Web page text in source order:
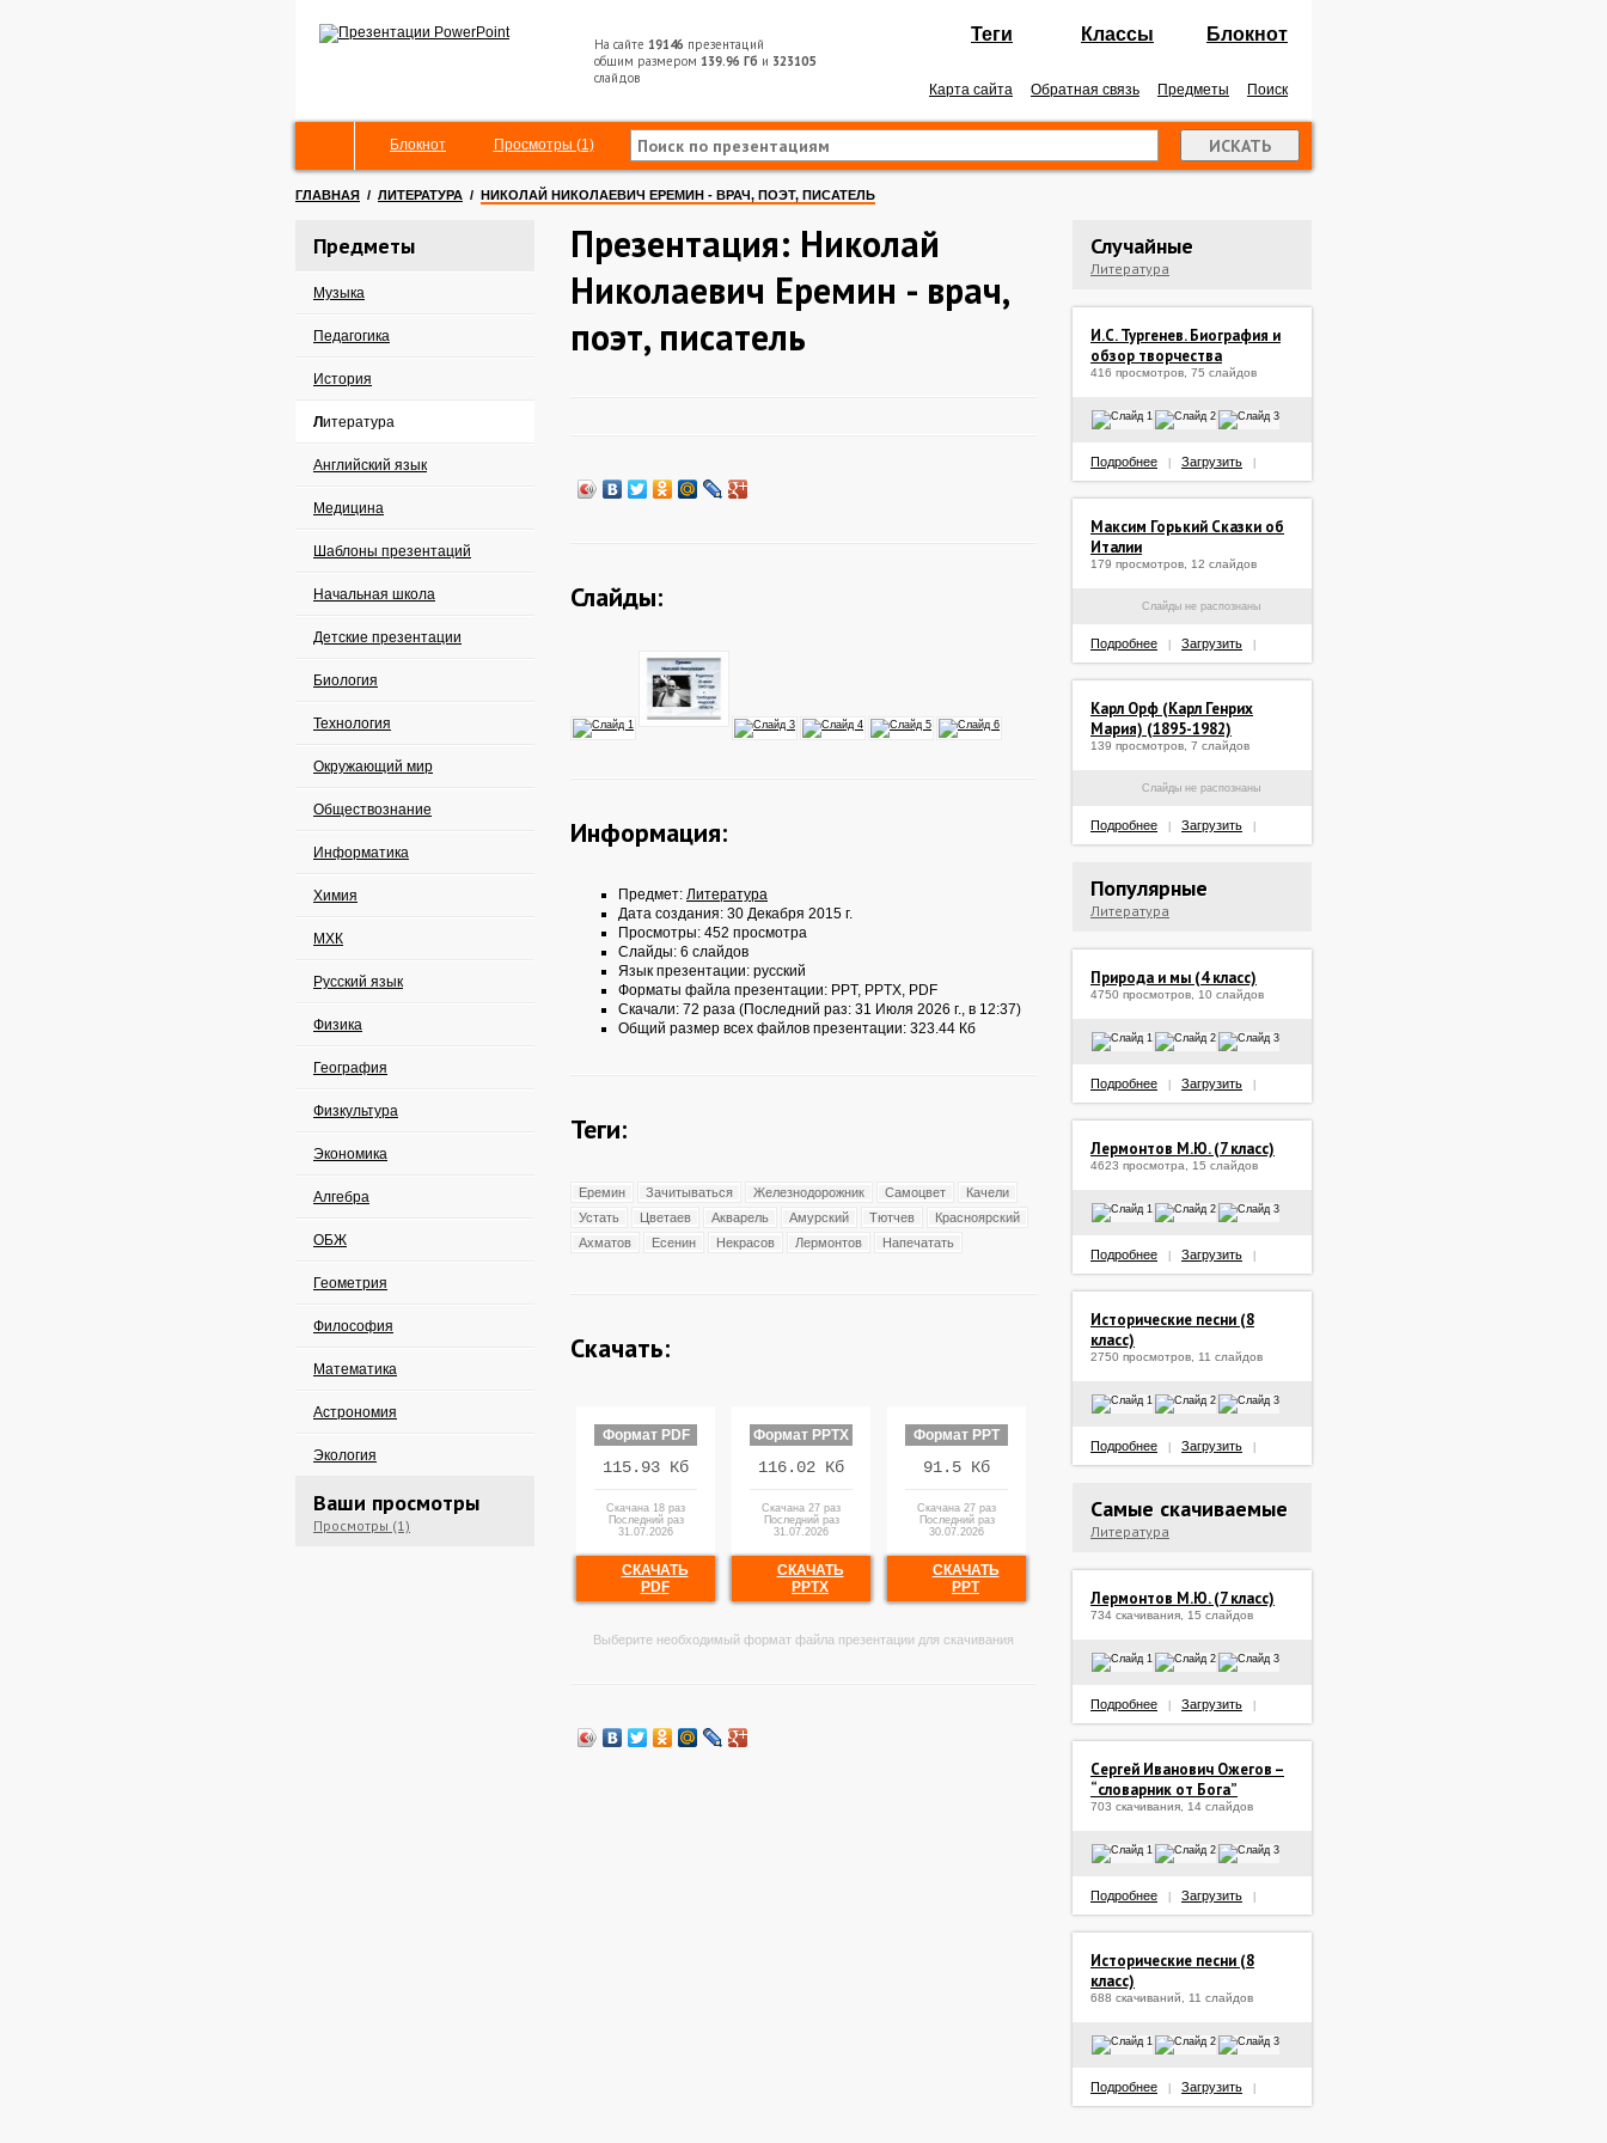
На сайте 19146 презентаций
общим размером 139.96 Гб и 323105
слайдов
Теги Классы Блокнот
Карта сайта Обратная связь Предметы Поиск
Блокнот Просмотры (1)
ГЛАВНАЯ / ЛИТЕРАТУРА / НИКОЛАЙ НИКОЛАЕВИЧ ЕРЕМИН - ВРАЧ, ПОЭТ, ПИСАТЕЛЬ
Предметы
Музыка
Педагогика
История
Литература
Английский язык
Медицина
Шаблоны презентаций
Начальная школа
Детские презентации
Биология
Технология
Окружающий мир
Обществознание
Информатика
Химия
МХК
Русский язык
Физика
География
Физкультура
Экономика
Алгебра
ОБЖ
Геометрия
Философия
Математика
Астрономия
Экология
Ваши просмотры
Просмотры (1)
Презентация: Николай
Николаевич Еремин - врач,
поэт, писатель
Слайды:
Информация:
Предмет: Литература
Дата создания: 30 Декабря 2015 г.
Просмотры: 452 просмотра
Слайды: 6 слайдов
Язык презентации: русский
Форматы файла презентации: PPT, PPTX, PDF
Скачали: 72 раза (Последний раз: 31 Июля 2026 г., в 12:37)
Общий размер всех файлов презентации: 323.44 Кб
Теги:
Еремин Зачитываться Железнодорожник Самоцвет
Качели
Устать
Цветаев Акварель Амурский Тютчев
Красноярский
Ахматов
Есенин Некрасов Лермонтов Напечатать
Скачать:
Формат PDF
115.93 Кб
Скачана 18 раз
Последний раз
31.07.2026
СКАЧАТЬ
PDF
Формат PPTX
116.02 Кб
Скачана 27 раз
Последний раз
31.07.2026
СКАЧАТЬ
PPTX
Формат PPT
91.5 Кб
Скачана 27 раз
Последний раз
30.07.2026
СКАЧАТЬ
PPT
Выберите необходимый формат файла презентации для скачивания
Случайные
Литература
И.С. Тургенев. Биография и
обзор творчества
416 просмотров, 75 слайдов
Подробнее Загрузить
Максим Горький Сказки об
Италии
179 просмотров, 12 слайдов
Слайды не распознаны
Подробнее Загрузить
Карл Орф (Карл Генрих
Мария) (1895-1982)
139 просмотров, 7 слайдов
Слайды не распознаны
Подробнее Загрузить
Популярные
Литература
Природа и мы (4 класс)
4750 просмотров, 10 слайдов
Подробнее Загрузить
Лермонтов М.Ю. (7 класс)
4623 просмотра, 15 слайдов
Подробнее Загрузить
Исторические песни (8
класс)
2750 просмотров, 11 слайдов
Подробнее Загрузить
Самые скачиваемые
Литература
Лермонтов М.Ю. (7 класс)
734 скачивания, 15 слайдов
Подробнее Загрузить
Сергей Иванович Ожегов –
“словарник от Бога”
703 скачивания, 14 слайдов
Подробнее Загрузить
Исторические песни (8
класс)
688 скачиваний, 11 слайдов
Подробнее Загрузить